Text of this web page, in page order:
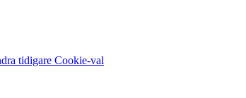
tidigare Cookie-val